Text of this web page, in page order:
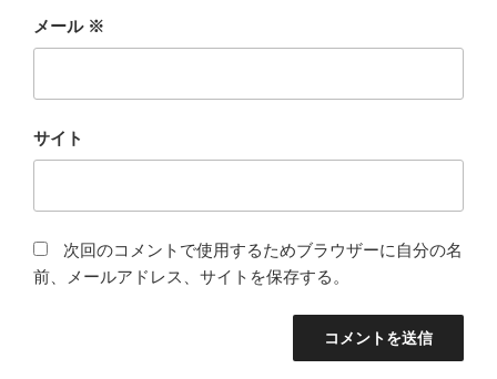
メール ※
サイト
次回のコメントで使用するためブラウザーに自分の名
前、メールアドレス、サイトを保存する。